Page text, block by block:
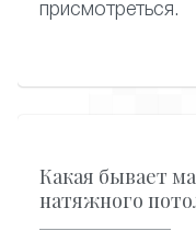
присмотреться.
Какая бывает
натяжного